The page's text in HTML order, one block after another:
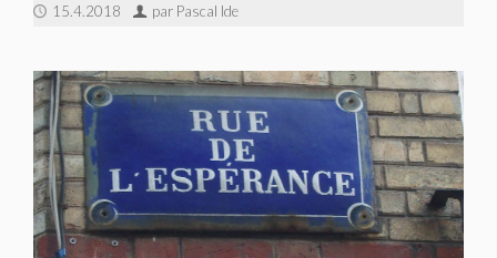
15.4.2018 par Pascal Ide